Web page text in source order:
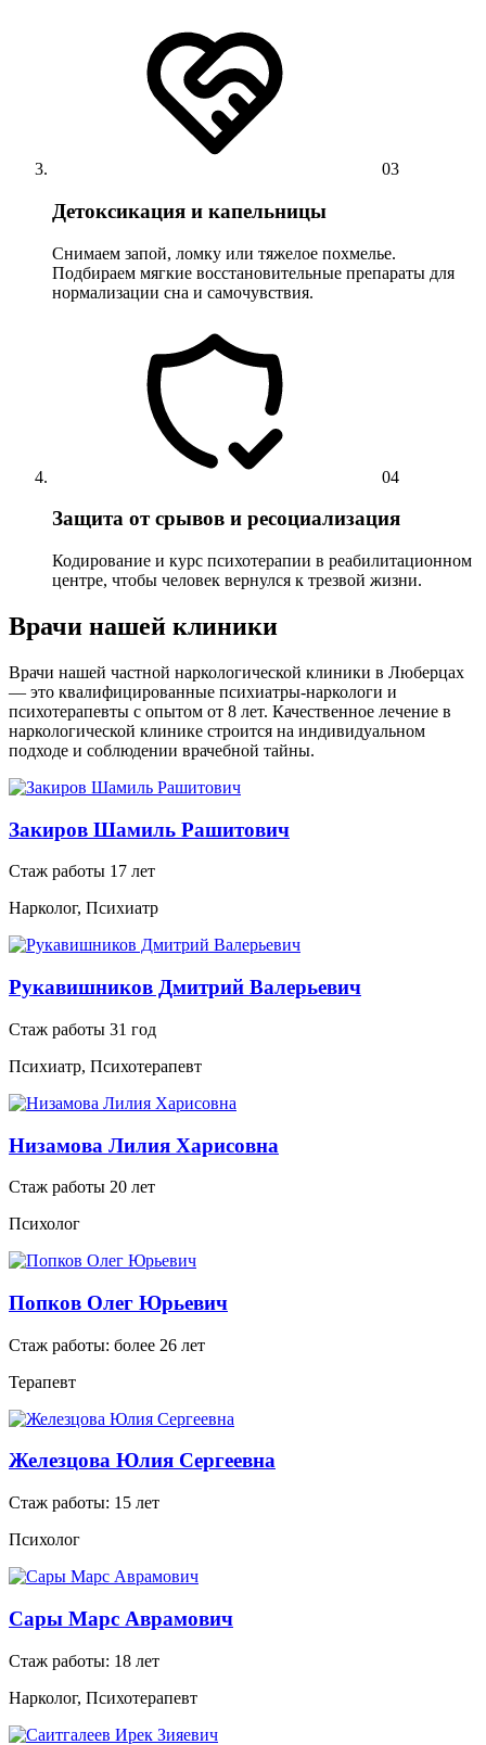
03
Детоксикация и капельницы
Снимаем запой, ломку или тяжелое похмелье.
Подбираем мягкие восстановительные препараты для
нормализации сна и самочувствия.
04
Защита от срывов и ресоциализация
Кодирование и курс психотерапии в реабилитационном
центре, чтобы человек вернулся к трезвой жизни.
Врачи нашей клиники
Врачи нашей частной наркологической клиники в Люберцах
— это квалифицированные психиатры-наркологи и
психотерапевты с опытом от 8 лет. Качественное лечение в
наркологической клинике строится на индивидуальном
подходе и соблюдении врачебной тайны.
Закиров Шамиль Рашитович
Стаж работы 17 лет
Нарколог, Психиатр
Рукавишников Дмитрий Валерьевич
Стаж работы 31 год
Психиатр, Психотерапевт
Низамова Лилия Харисовна
Стаж работы 20 лет
Психолог
Попков Олег Юрьевич
Стаж работы: более 26 лет
Терапевт
Железцова Юлия Сергеевна
Стаж работы: 15 лет
Психолог
Сары Марс Аврамович
Стаж работы: 18 лет
Нарколог, Психотерапевт